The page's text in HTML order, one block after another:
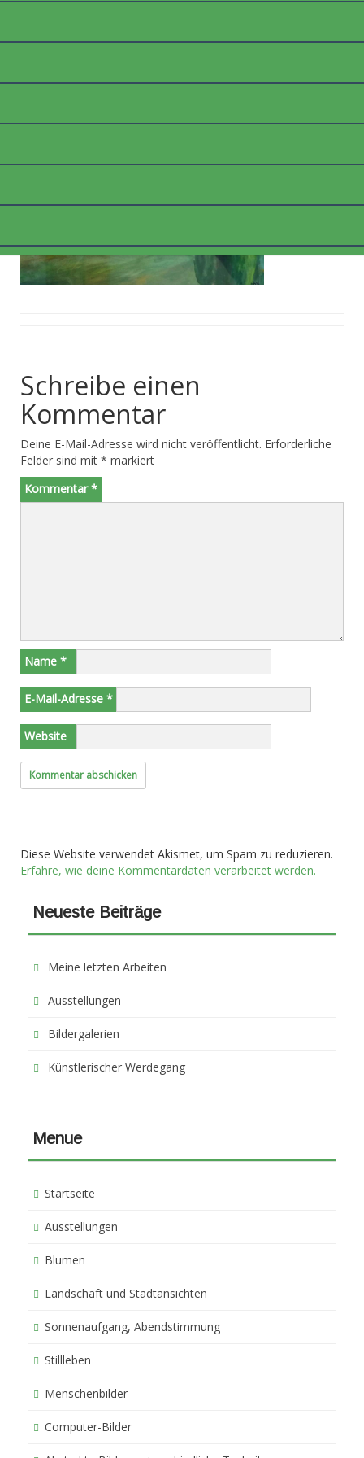
B_TOSCANASANQUIRICO
Schreibe einen
Kommentar
Deine E-Mail-Adresse wird nicht veröffentlicht. Erforderliche
Felder sind mit * markiert
Kommentar*
Name *
E-Mail-Adresse *
Website
Diese Website verwendet Akismet, um Spam zu reduzieren.
Erfahre, wie deine Kommentardaten verarbeitet werden.
Neueste Beiträge
Meine letzten Arbeiten
Ausstellungen
Bildergalerien
Künstlerischer Werdegang
Menue
Startseite
Ausstellungen
Blumen
Landschaft und Stadtansichten
Sonnenaufgang, Abendstimmung
Stillleben
Menschenbilder
Computer-Bilder